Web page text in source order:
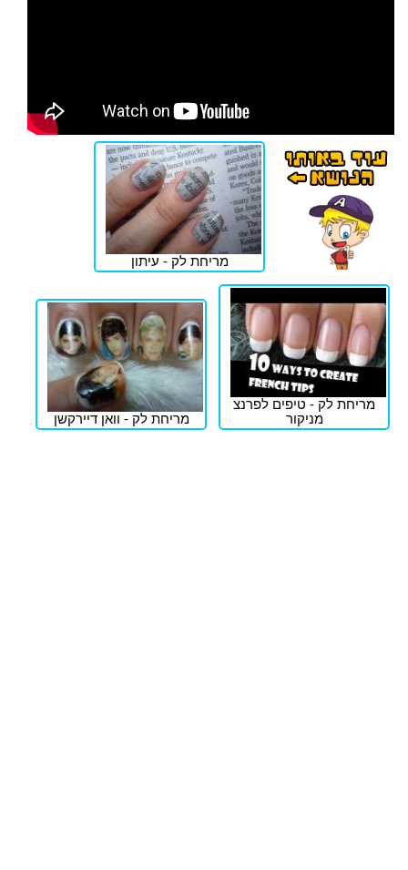
מריחת לק - עיתון
מריחת לק - טיפים לפרנצ
מניקור
מריחת לק - וואן דיירקשן